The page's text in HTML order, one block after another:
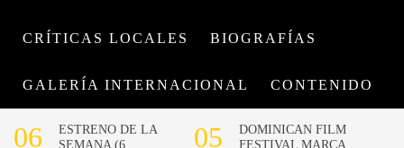
CRÍTICAS LOCALES BIOGRAFÍAS
GALERÍA INTERNACIONAL CONTENIDO